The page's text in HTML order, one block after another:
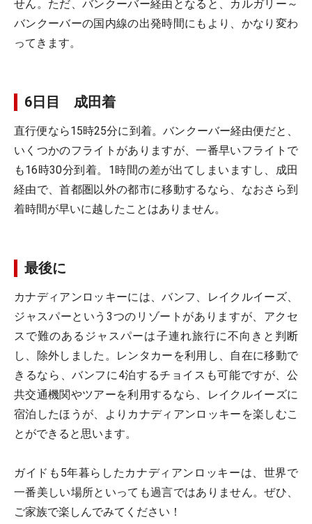
せん。ただ、バンクーバー経由となると、カルガリー～
バンクーバーの国内線の出発時間にもより、かなり変わ
ってきます。
6日目 成田着
直行便なら15時25分に到着。バンクーバー経由便だと、
いくつかのフライトがありますが、一番早いフライトで
も16時30分到着。1時間の差が出てしまいますし、成田
経由で、首都圏以外の都市に移動するなら、なおさら到
着時間が早いに越したことはありません。
最後に
カナディアンロッキーには、バンフ、レイクルイーズ、
ジャスパーという3つのリゾートがありますが、アクセ
スで難のあるジャスパーは子連れ旅行に不向きと判断
し、除外しました。レンタカーを利用し、自在に移動で
きるなら、バンフに4泊するチョイスも可能ですが、公
共交通機関やツアーを利用するなら、レイクルイーズに
宿泊したほうが、よりカナディアンロッキーを楽しむこ
とができると思います。
ガイドも5年暮らしたカナディアンロッキーは、世界で
一番美しい場所といっても過言ではありません。ぜひ、
ご家族で楽しんでみてください！